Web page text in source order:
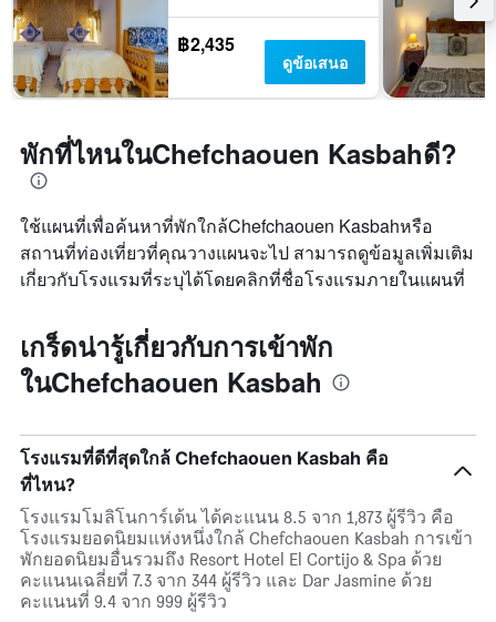
฿2,435
ดูข้อเสนอ
พักที่ไหนในChefchaouen Kasbahดี?
ใช้แผนที่เพื่อค้นหาที่พักใกล้Chefchaouen Kasbahหรือ
สถานที่ท่องเที่ยวที่คุณวางแผนจะไป สามารถดูข้อมูลเพิ่มเติม
เกี่ยวกับโรงแรมที่ระบุได้โดยคลิกที่ชื่อโรงแรมภายในแผนที่
เกร็ดน่ารู้เกี่ยวกับการเข้าพัก
ในChefchaouen Kasbah
โรงแรมที่ดีที่สุดใกล้ Chefchaouen Kasbah คือ
ที่ไหน?
โรงแรมโมลิโนการ์เด้น ได้คะแนน 8.5 จาก 1,873 ผู้รีวิว คือ
โรงแรมยอดนิยมแห่งหนึ่งใกล้ Chefchaouen Kasbah การเข้า
พักยอดนิยมอื่นรวมถึง Resort Hotel El Cortijo & Spa ด้วย
คะแนนเฉลี่ยที่ 7.3 จาก 344 ผู้รีวิว และ Dar Jasmine ด้วย
คะแนนที่ 9.4 จาก 999 ผู้รีวิว